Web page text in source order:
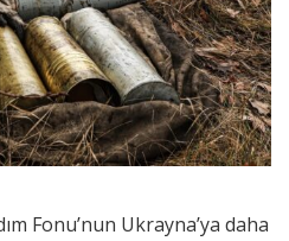
Fonu’nun Ukrayna’ya daha